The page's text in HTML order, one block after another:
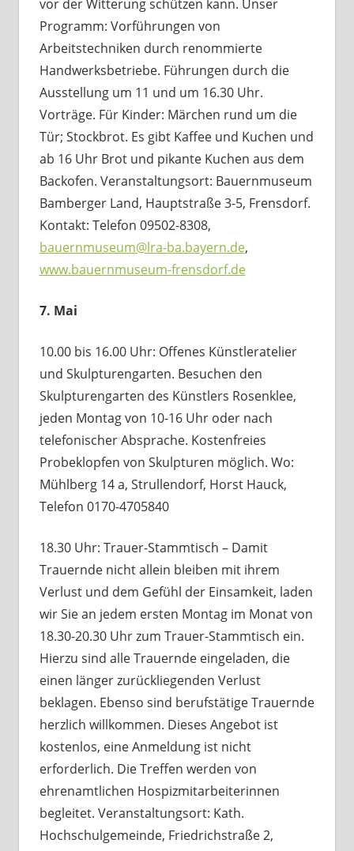
vor der Witterung schützen kann. Unser
Programm: Vorführungen von
Arbeitstechniken durch renommierte
Handwerksbetriebe. Führungen durch die
Ausstellung um 11 und um 16.30 Uhr.
Vorträge. Für Kinder: Märchen rund um die
Tür; Stockbrot. Es gibt Kaffee und Kuchen und
ab 16 Uhr Brot und pikante Kuchen aus dem
Backofen. Veranstaltungsort: Bauernmuseum
Bamberger Land, Hauptstraße 3-5, Frensdorf.
Kontakt: Telefon 09502-8308,
bauernmuseum@lra-ba.bayern.de,
www.bauernmuseum-frensdorf.de
7. Mai
10.00 bis 16.00 Uhr: Offenes Künstleratelier
und Skulpturengarten. Besuchen den
Skulpturengarten des Künstlers Rosenklee,
jeden Montag von 10-16 Uhr oder nach
telefonischer Absprache. Kostenfreies
Probeklopfen von Skulpturen möglich. Wo:
Mühlberg 14 a, Strullendorf, Horst Hauck,
Telefon 0170-4705840
18.30 Uhr: Trauer-Stammtisch – Damit
Trauernde nicht allein bleiben mit ihrem
Verlust und dem Gefühl der Einsamkeit, laden
wir Sie an jedem ersten Montag im Monat von
18.30-20.30 Uhr zum Trauer-Stammtisch ein.
Hierzu sind alle Trauernde eingeladen, die
einen länger zurückliegenden Verlust
beklagen. Ebenso sind berufstätige Trauernde
herzlich willkommen. Dieses Angebot ist
kostenlos, eine Anmeldung ist nicht
erforderlich. Die Treffen werden von
ehrenamtlichen Hospizmitarbeiterinnen
begleitet. Veranstaltungsort: Kath.
Hochschulgemeinde, Friedrichstraße 2,